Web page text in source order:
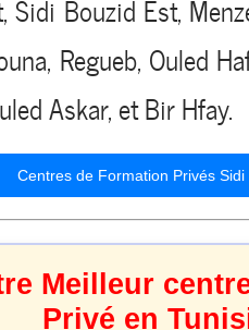
Sidi Bouzid Est,
Regueb, Ouled
Askar, et Bir Hfay.
Centres de Formation Privés Sidi
Meilleur
Privé en